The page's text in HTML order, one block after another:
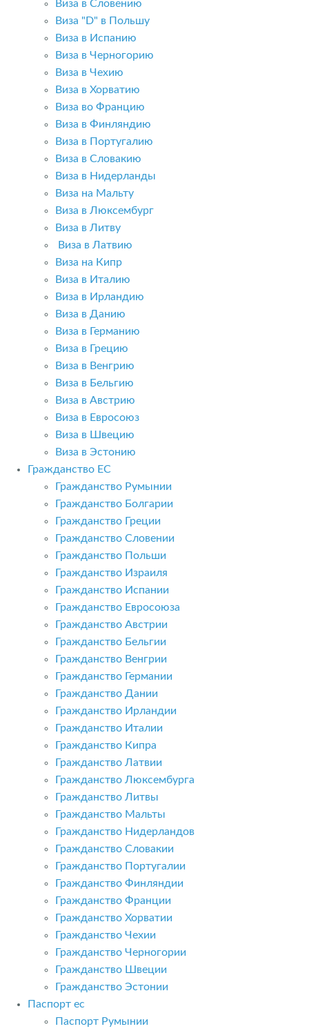
Виза в Словению
Виза "D" в Польшу
Виза в Испанию
Виза в Черногорию
Виза в Чехию
Виза в Хорватию
Виза во Францию
Виза в Финляндию
Виза в Португалию
Виза в Словакию
Виза в Нидерланды
Виза на Мальту
Виза в Люксембург
Виза в Литву
Виза в Латвию
Виза на Кипр
Виза в Италию
Виза в Ирландию
Виза в Данию
Виза в Германию
Виза в Грецию
Виза в Венгрию
Виза в Бельгию
Виза в Австрию
Виза в Евросоюз
Виза в Швецию
Виза в Эстонию
Гражданство ЕС
Гражданство Румынии
Гражданство Болгарии
Гражданство Греции
Гражданство Словении
Гражданство Польши
Гражданство Израиля
Гражданство Испании
Гражданство Евросоюза
Гражданство Австрии
Гражданство Бельгии
Гражданство Венгрии
Гражданство Германии
Гражданство Дании
Гражданство Ирландии
Гражданство Италии
Гражданство Кипра
Гражданство Латвии
Гражданство Люксембурга
Гражданство Литвы
Гражданство Мальты
Гражданство Нидерландов
Гражданство Словакии
Гражданство Португалии
Гражданство Финляндии
Гражданство Франции
Гражданство Хорватии
Гражданство Чехии
Гражданство Черногории
Гражданство Швеции
Гражданство Эстонии
Паспорт ес
Паспорт Румынии